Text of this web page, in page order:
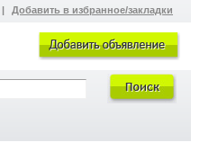
| Добавить в избранное/закладки